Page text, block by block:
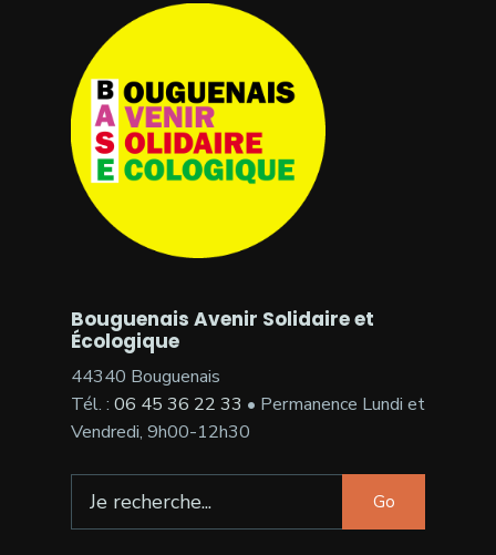
Bouguenais Avenir Solidaire et
Écologique
44340 Bouguenais
Tél. : 06 45 36 22 33 • Permanence Lundi et
Vendredi, 9h00-12h30
for:
Go